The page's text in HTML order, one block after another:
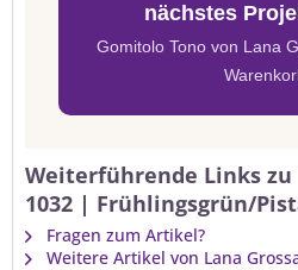
nächstes
Gomitolo Tono von Lana
Weiterführende Links
1032 | Frühlingsgrün/
Fragen zum Artikel?
Weitere Artikel von Lana